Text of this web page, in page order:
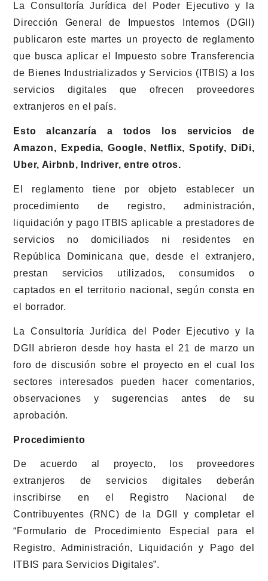
La Consultoría Jurídica del Poder Ejecutivo y la
Dirección General de Impuestos Internos (DGII)
publicaron este martes un proyecto de reglamento
que busca aplicar el Impuesto sobre Transferencia
de Bienes Industrializados y Servicios (ITBIS) a los
servicios digitales que ofrecen proveedores
extranjeros en el país.
Esto alcanzaría a todos los servicios de
Amazon, Expedia, Google, Netflix, Spotify, DiDi,
Uber, Airbnb, Indriver, entre otros.
El reglamento tiene por objeto establecer un
procedimiento de registro, administración,
liquidación y pago ITBIS aplicable a prestadores de
servicios no domiciliados ni residentes en
República Dominicana que, desde el extranjero,
prestan servicios utilizados, consumidos o
captados en el territorio nacional, según consta en
el borrador.
La Consultoría Jurídica del Poder Ejecutivo y la
DGII abrieron desde hoy hasta el 21 de marzo un
foro de discusión sobre el proyecto en el cual los
sectores interesados pueden hacer comentarios,
observaciones y sugerencias antes de su
aprobación.
Procedimiento
De acuerdo al proyecto, los proveedores
extranjeros de servicios digitales deberán
inscribirse en el Registro Nacional de
Contribuyentes (RNC) de la DGII y completar el
“Formulario de Procedimiento Especial para el
Registro, Administración, Liquidación y Pago del
ITBIS para Servicios Digitales”.